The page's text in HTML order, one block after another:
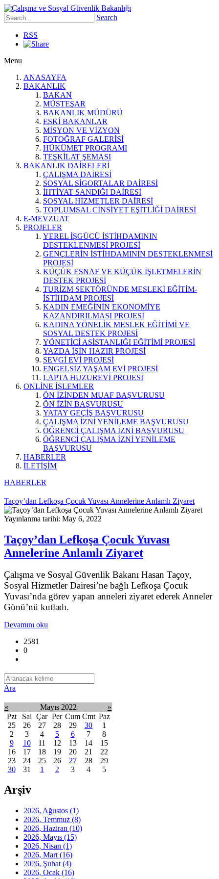
Search
RSS
Menu
ANASAYFA
BAKANLIK
BAKAN
MÜSTEŞAR
BAKANLIK MÜDÜRÜ
ESKİ BAKANLAR
MİSYON VE VİZYON
FOTOĞRAF GALERİSİ
HÜKÜMET PROGRAMI
TEŞKİLAT ŞEMASI
BAKANLIK DAİRELERİ
ÇALIŞMA DAİRESİ
SOSYAL SİGORTALAR DAİRESİ
İHTİYAT SANDIĞI DAİRESİ
SOSYAL HİZMETLER DAİRESİ
TOPLUMSAL CİNSİYET EŞİTLİĞİ DAİRESİ
E-MEVZUAT
PROJELER
YEREL İŞGÜCÜ İSTİHDAMININ
DESTEKLENMESİ PROJESİ
GENÇLERİN İSTİHDAMININ DESTEKLENMESİ
PROJESİ
KÜÇÜK ESNAF VE KÜÇÜK İŞLETMELERİN
DESTEK PROJESİ
TURİZM SEKTÖRÜNDE MESLEKİ EĞİTİM-
İSTİHDAM PROJESİ
KADIN EMEĞİNİN EKONOMİYE
KAZANDIRILMASI PROJESİ
KADINA YÖNELİK MESLEK EĞİTİMİ VE
SOSYAL DESTEK PROJESİ
YÖNETİCİ ASİSTANLIĞI EĞİTİMİ PROJESİ
YAZDA İŞİN HAZIR PROJESİ
SEVGİ EVİ PROJESİ
ENGELSİZ YAŞAM EVİ PROJESİ
LAPTA HUZUREVİ PROJESİ
ONLİNE İŞLEMLER
ÖN İZİNDEN MUAF BAŞVURUSU
ÖN İZİN BAŞVURUSU
YATAY GEÇİŞ BAŞVURUSU
ÇALIŞMA İZNİ YENİLEME BAŞVURUSU
ÖĞRENCİ ÇALIŞMA İZNİ BAŞVURUSU
ÖĞRENCİ ÇALIŞMA İZNİ YENİLEME
BAŞVURUSU
HABERLER
İLETİŞİM
HABERLER
Taçoy’dan Lefkoşa Çocuk Yuvası Annelerine Anlamlı Ziyaret
Yayınlanma tarihi: May 6, 2022
Taçoy’dan Lefkoşa Çocuk Yuvası
Annelerine Anlamlı Ziyaret
Çalışma ve Sosyal Güvenlik Bakanı Hasan Taçoy,
Sosyal Hizmetler Dairesi’ne bağlı Lefkoşa Çocuk
Yuvası’nda görev yapan anneleri ziyaret ederek Anneler
Günü’nü kutladı.
Devamını oku
2581
0
Ara
« Mayıs 2022
»
Pzt
Sal Çar Per Cum Cmt Paz
25
26 27 28 29 30
1
2
3 4 5 6 7
8
9
10 11 12 13 14
15
16
17 18 19 20 21
22
23
24 25 26 27 28
29
30
31 1 2 3 4 5
Arşiv
2026, Ağustos (1)
2026, Temmuz (8)
2026, Haziran (10)
2026, Mayıs (15)
2026, Nisan (1)
2026, Mart (16)
2026, Şubat (4)
2026, Ocak (16)